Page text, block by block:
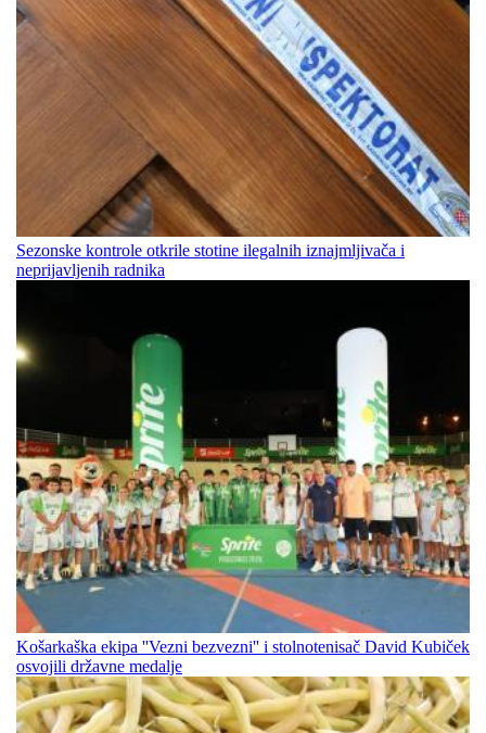
Sezonske kontrole otkrile stotine ilegalnih iznajmljivača i
neprijavljenih radnika
Košarkaška ekipa ''Vezni bezvezni'' i stolnotenisač David Kubiček
osvojili državne medalje